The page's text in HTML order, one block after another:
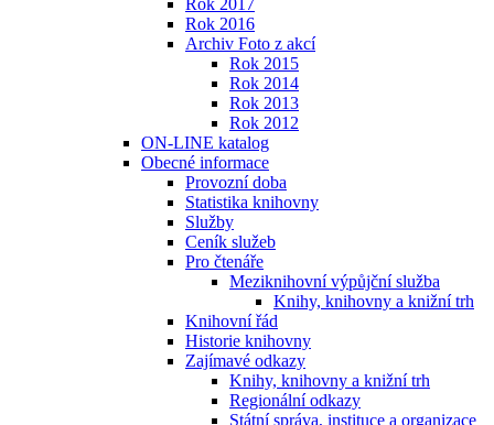
Rok 2017
Rok 2016
Archiv Foto z akcí
Rok 2015
Rok 2014
Rok 2013
Rok 2012
ON-LINE katalog
Obecné informace
Provozní doba
Statistika knihovny
Služby
Ceník služeb
Pro čtenáře
Meziknihovní výpůjční služba
Knihy, knihovny a knižní trh
Knihovní řád
Historie knihovny
Zajímavé odkazy
Knihy, knihovny a knižní trh
Regionální odkazy
Státní správa, instituce a organizace